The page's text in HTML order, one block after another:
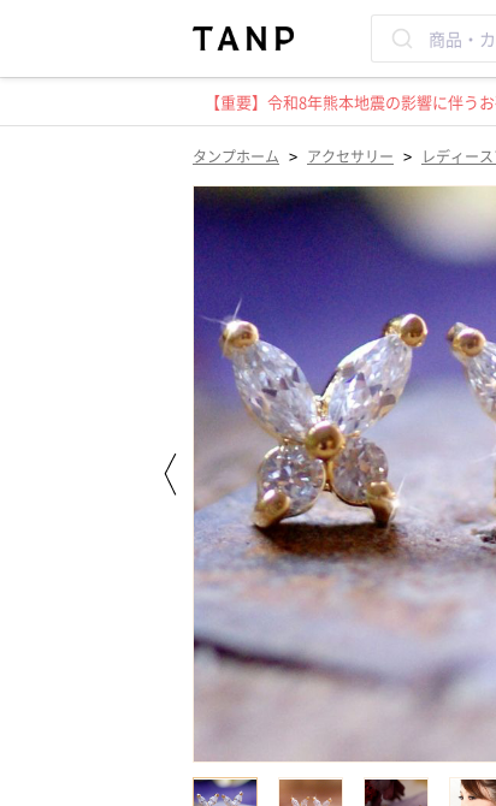
【重要】令和8年熊本地震の影響に伴う
タンプホーム > アクセサリー > レディー